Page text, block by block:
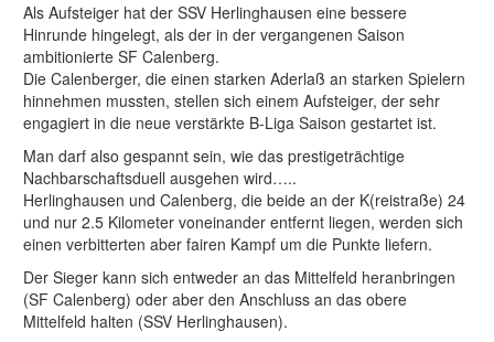
Als Aufsteiger hat der SSV Herlinghausen eine bessere
Hinrunde hingelegt, als der in der vergangenen Saison
ambitionierte SF Calenberg.
Die Calenberger, die einen starken Aderlaß an starken Spielern
hinnehmen mussten, stellen sich einem Aufsteiger, der sehr
engagiert in die neue verstärkte B-Liga Saison gestartet ist.
Man darf also gespannt sein, wie das prestigeträchtige
Nachbarschaftsduell ausgehen wird…..
Herlinghausen und Calenberg, die beide an der K(reistraße) 24
und nur 2.5 Kilometer voneinander entfernt liegen, werden sich
einen verbitterten aber fairen Kampf um die Punkte liefern.
Der Sieger kann sich entweder an das Mittelfeld heranbringen
(SF Calenberg) oder aber den Anschluss an das obere
Mittelfeld halten (SSV Herlinghausen).